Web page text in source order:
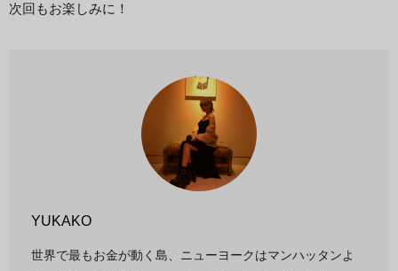
次回もお楽しみに！
YUKAKO
世界で最もお金が動く島、ニューヨークはマンハッタンよ